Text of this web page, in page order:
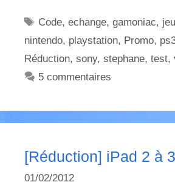
Étiquettes
Code,echange,gamoniac,
nintendo, playstation, Promo,
Réduction, sony, stephane, test,
5 commentaires
[Réduction] iPad 2 à
01/02/2012